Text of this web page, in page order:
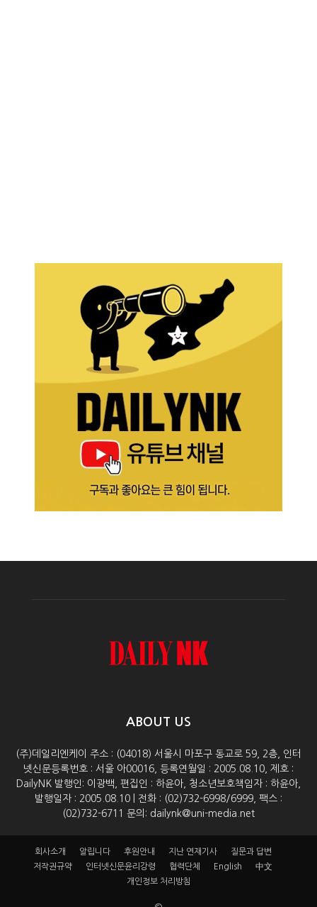
ABOUT US
(주)데일리엔케이 주소 : (04018) 서울시 마포구 동교로 59, 2층, 인터
넷신문등록번호 : 서울 아00016, 등록연월일 : 2005.08.10, 제호 :
DailyNK 발행인: 이광백, 편집인 : 하윤아, 청소년보호책임자 : 하윤아,
발행일자 : 2005.08.10 | 전화 : (02)732-6998/6999, 팩스 :
(02)732-6711 문의: dailynk@uni-media.net
회사소개 알립니다 후원안내 지난 연재기사
질문과 답변
저작권규약
인터넷신문윤리강령 협력단체 English
中文
개인정보 처리방침